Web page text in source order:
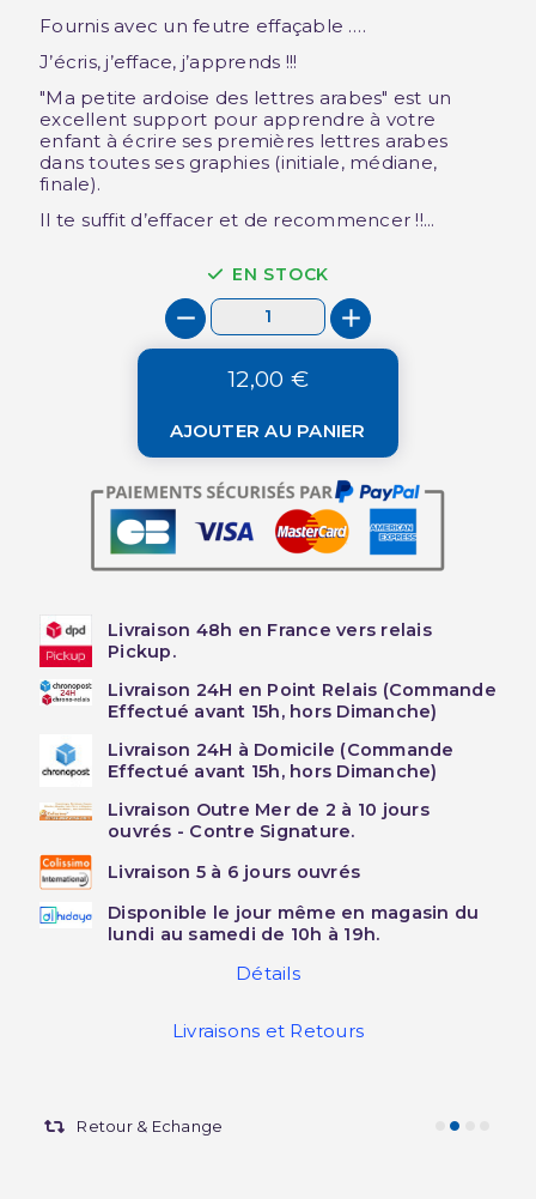
Fournis avec un feutre effaçable ….
J’écris, j’efface, j’apprends !!!
"Ma petite ardoise des lettres arabes" est un
excellent support pour apprendre à votre
enfant à écrire ses premières lettres arabes
dans toutes ses graphies (initiale, médiane,
finale).
Il te suffit d’effacer et de recommencer !!...
EN STOCK
12,00 €
AJOUTER AU PANIER
Livraison 48h en France vers relais
Pickup.
Livraison 24H en Point Relais (Commande
Effectué avant 15h, hors Dimanche)
Livraison 24H à Domicile (Commande
Effectué avant 15h, hors Dimanche)
Livraison Outre Mer de 2 à 10 jours
ouvrés - Contre Signature.
Livraison 5 à 6 jours ouvrés
Disponible le jour même en magasin du
lundi au samedi de 10h à 19h.
Détails
Livraisons et Retours
Retour & Echange